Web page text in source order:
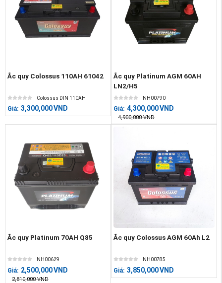
Ắc quy Colossus 110AH 61042
Colossus DIN 110AH
Giá: 3,300,000VND
Ắc quy Platinum AGM 60AH
LN2/H5
NH00790
Giá: 4,300,000VND
4,900,000 VND
Ắc quy Platinum 70AH Q85
NH00629
Giá: 2,500,000VND
2,810,000 VND
Ắc quy Colossus AGM 60Ah L2
NH00785
Giá: 3,850,000VND